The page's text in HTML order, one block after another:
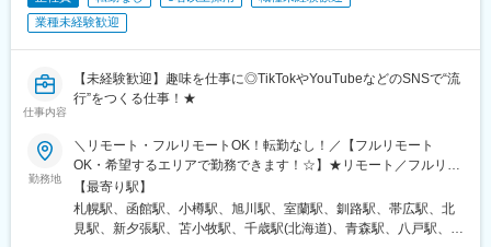
(神奈川県)、本郷台駅、鷺沼駅、古淵駅、京急久里浜駅、湘南台
駅、社家駅、大和駅(神奈川県)、厚木駅、座間駅、かしわ台駅、二
新宿駅、西早稲田駅、春日駅(東京都)、上野広小路駅、とうきょう
スカイツリー駅、国際展示場駅、亀戸水神駅、五反田駅、九品仏
官山駅、要町駅、東池袋駅、牛田駅(東京都)、府中駅(東京都)、京
王多摩川駅、立川駅、京王八王子駅、京王口ステイション駅、高
島町駅、平沼橋駅、馬車道駅、石川町駅、日ノ出町駅、綱島駅、
センター南駅、武蔵小杉駅、高津駅(神奈川県)、登戸駅、横須賀
駅、緑町駅、北茅ケ崎駅、逗子駅、海老名駅(相鉄・小田急)、鶴見
業種未経験歓迎
仕事内容
【未経験歓迎】趣味を仕事に◎TikTokやYouTubeなどのSNSで“流
行”をつくる仕事！★
勤務地
＼リモート・フルリモートOK！転勤なし！／【フルリモート
OK・希望するエリアで勤務できます！☆】★リモート／フルリモ
ート選択可★通勤なし・全国どこからでも勤務OK★将来的には
「カフェで仕事」「旅しながら働く」も可能★転勤なし（地方在
住の方も歓迎）※研修期間中は各プロジェクト先への出社となりま
【最寄り駅】
札幌駅、函館駅、小樽駅、旭川駅、室蘭駅、釧路駅、帯広駅、北
見駅、新夕張駅、苫小牧駅、千歳駅(北海道)、青森駅、八戸駅、弘